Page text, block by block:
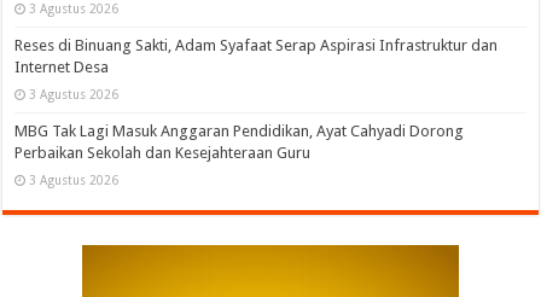
3 Agustus 2026
Reses di Binuang Sakti, Adam Syafaat Serap Aspirasi Infrastruktur dan
Internet Desa
3 Agustus 2026
MBG Tak Lagi Masuk Anggaran Pendidikan, Ayat Cahyadi Dorong
Perbaikan Sekolah dan Kesejahteraan Guru
3 Agustus 2026